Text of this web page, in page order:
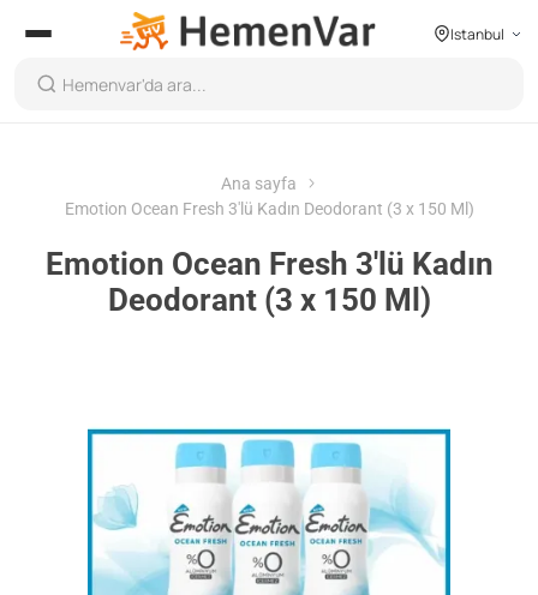
Istanbul
Ana sayfa
Emotion Ocean Fresh 3'lü Kadın Deodorant (3 x 150 Ml)
Emotion Ocean Fresh 3'lü Kadın
Deodorant (3 x 150 Ml)